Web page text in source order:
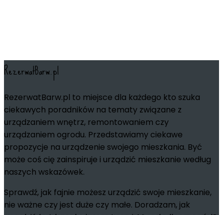
RezerwatBarw.pl
RezerwatBarw.pl to miejsce dla każdego kto szuka
ciekawych poradników na tematy związane z
urządzaniem wnętrz, remontowaniem czy
urządzaniem ogrodu. Przedstawiamy ciekawe
propozycje na urządzenie swojego mieszkania. Być
może coś cię zainspiruje i urządzić mieszkanie według
naszych wskazówek.
Sprawdź, jak fajnie możesz urządzić swoje mieszkanie,
nie ważne czy jest duże czy małe. Doradzam, jak